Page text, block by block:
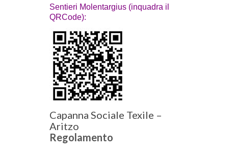
Sentieri Molentargius (inquadra il
QRCode):
Capanna Sociale Texile –
Aritzo
Regolamento